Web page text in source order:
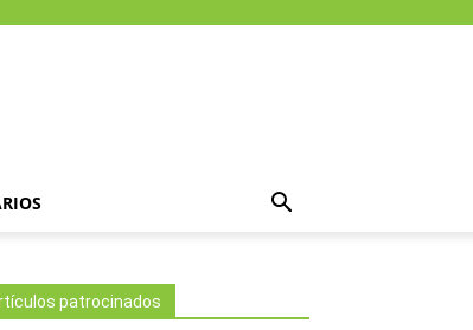
patrocinados